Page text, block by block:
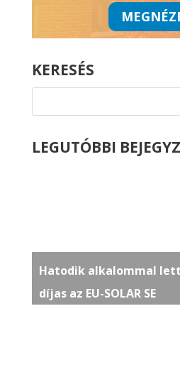
KERESÉS
LEGUTÓBBI
Hatodik alkalommal
díjas az EU-SOLAR SE